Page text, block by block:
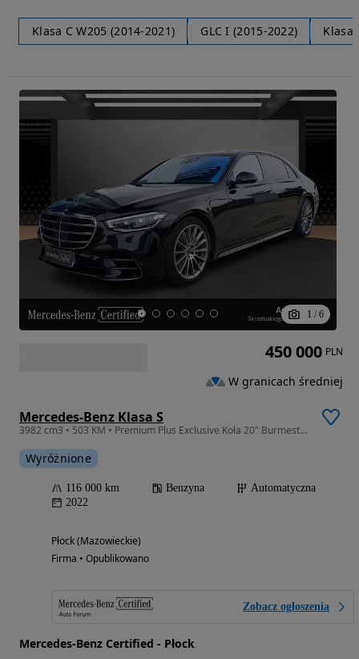
Klasa C W205 (2014-2021) GLC I (2015-2022) Klasa
1 / 6
Mercedes-Benz Klasa S
3982 cm3 • 503 KM • Premium Plus Exclusive Koła 20" Burmester 3D
Wyróżnione
116 000 km Benzyna
Automatyczna
2022
Płock (Mazowieckie)
Firma • Opublikowano
Zobacz ogłoszenia
Mercedes-Benz Certified - Płock
450 000 PLN
W granicach średniej